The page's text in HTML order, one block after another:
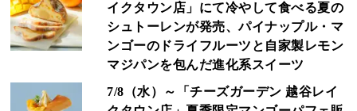
イクタウン店」にて冷やして食べる夏の
シュトーレンが発売、パイナップル・マ
ンゴーのドライフルーツと自家製レモン
マジパンを包んだ進化系スイーツ
7/8（水）～「チーズガーデン 越谷レイ